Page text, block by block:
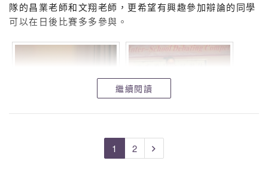
隊的昌業老師和文翔老師，更希望有興趣參加辯論的同學
可以在日後比賽多多參與。
繼續閱讀
1 2